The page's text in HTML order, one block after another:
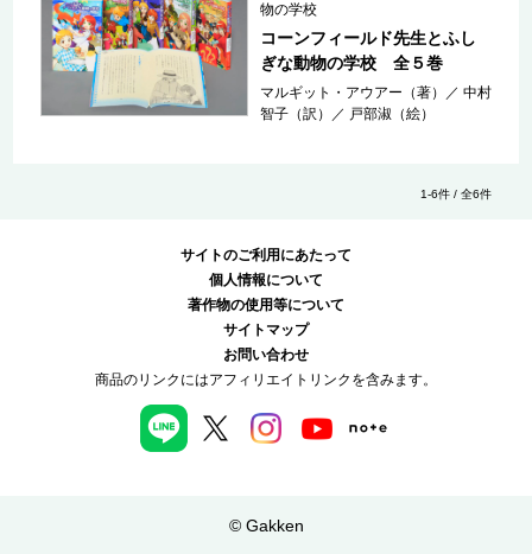
物の学校
コーンフィールド先生とふし
ぎな動物の学校 全５巻
マルギット・アウアー（著） ／中村
智子（訳）
／ 戸部淑（絵）
1-6件 / 全6件
サイトのご利用にあたって
個人情報について
著作物の使用等について
サイトマップ
お問い合わせ
商品のリンクにはアフィリエイトリンクを含みます。
© Gakken